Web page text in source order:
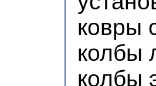
ковры
колбы
колбы